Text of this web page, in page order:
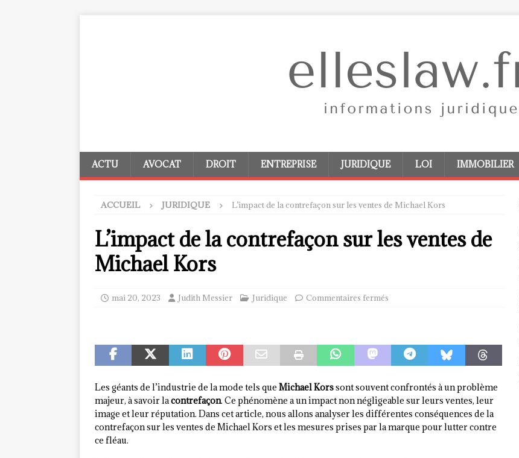
ACTU AVOCAT DROIT ENTREPRISE JURIDIQUE LOI IMMOBILIER
ACCUEIL JURIDIQUE L’impact de la contrefaçon sur les ventes de Michael Kors
L’impact de la contrefaçon sur les ventes de
Michael Kors
mai 20, 2023 Judith Messier Juridique Commentaires fermés
Les géants de l’industrie de la mode tels que Michael Korssont souvent confrontés à un problème
majeur, à savoir lacontrefaçon. Ce phénomène a un impact non négligeable sur leurs ventes, leur
image et leur réputation. Dans cet article, nous allons analyser les différentes conséquences de la
contrefaçon sur les ventes de Michael Kors et les mesures prises par la marque pour lutter contre
ce fléau.